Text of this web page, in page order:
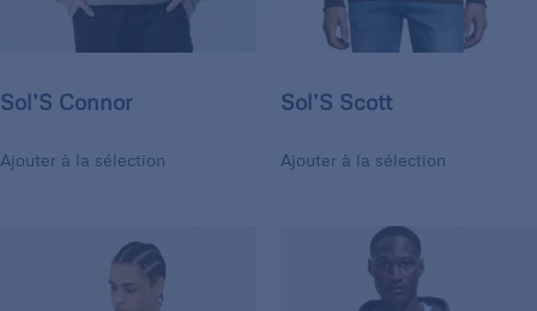
Sol’S Connor
Ajouter à la sélection
Sol’S Scott
Ajouter à la sélection